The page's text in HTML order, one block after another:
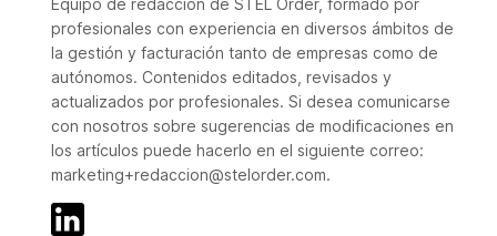
Equipo de redacción de STEL Order, formado por
profesionales con experiencia en diversos ámbitos de
la gestión y facturación tanto de empresas como de
autónomos. Contenidos editados, revisados y
actualizados por profesionales. Si desea comunicarse
con nosotros sobre sugerencias de modificaciones en
los artículos puede hacerlo en el siguiente correo:
marketing+redaccion@stelorder.com.